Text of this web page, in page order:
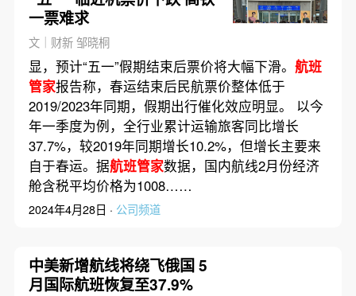
一票难求
文｜财新 邹晓桐
显，预计“五一”假期结束后票价将大幅下滑。 航班
管家报告称，春运结束后民航票价整体低于
2019/2023年同期，假期出行催化效应明显。 以今
年一季度为例，全行业累计运输旅客同比增长
37.7%，较2019年同期增长10.2%，但增长主要来
自于春运。据航班管家数据，国内航线2月份经济
舱含税平均价格为1008……
2024年4月28日 · 公司频道
中美新增航线将绕飞俄国 5
月国际航班恢复至37.9%